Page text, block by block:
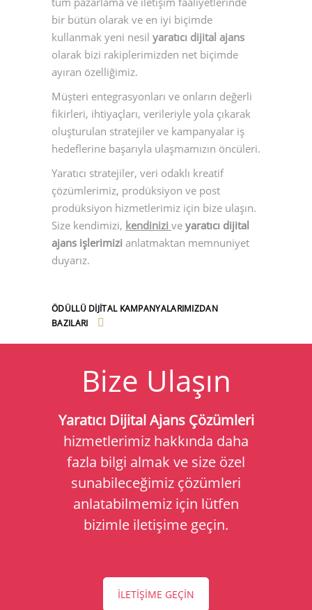
bir bütün olarak ve en iyi biçimde
kullanmak yeni nesil yaratıcı dijital ajans
olarak bizi rakiplerimizden net biçimde
ayıran özelliğimiz.
Müşteri entegrasyonları ve onların değerli
fikirleri, ihtiyaçları, verileriyle yola çıkarak
oluşturulan stratejiler ve kampanyalar iş
hedeflerine başarıyla ulaşmamızın öncüleri.
Yaratıcı stratejiler, veri odaklı kreatif
çözümlerimiz, prodüksiyon ve post
prodüksiyon hizmetlerimiz için bize ulaşın.
Size kendimizi, kendinizi ve yaratıcı dijital
ajans işlerimizi anlatmaktan memnuniyet
duyarız.
ÖDÜLLÜ DIJITAL KAMPANYALARIMIZDAN
BAZILARI
Bize Ulaşın
Yaratıcı Dijital Ajans Çözümleri
hizmetlerimiz hakkında daha
fazla bilgi almak ve size özel
sunabileceğimiz çözümleri
anlatabilmemiz için lütfen
bizimle iletişime geçin.
İLETİŞİME GEÇİN